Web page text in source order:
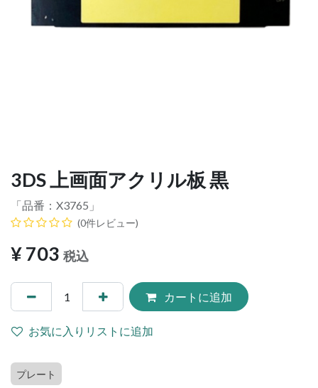
3DS 上画面アクリル板 黒
「品番： X3765 」
(0件レビュー)
¥703 税込
カートに追加
お気に入りリストに追加
プレート